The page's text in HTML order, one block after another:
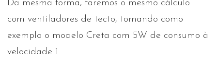
Da mesma forma, faremos o mesmo cálculo
com ventiladores de tecto, tomando como
exemplo o modelo Creta com 5W de consumo à
velocidade 1.